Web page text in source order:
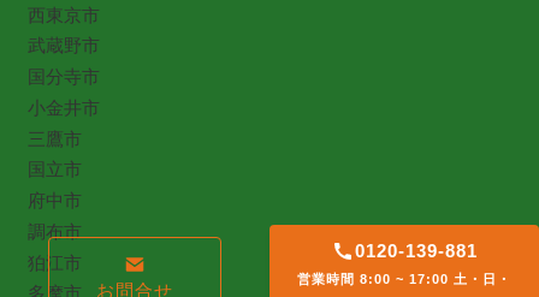
西東京市
武蔵野市
国分寺市
小金井市
三鷹市
国立市
府中市
調布市
狛江市
お問合せ
0120-139-881
営業時間 8:00 ~ 17:00 土・日・